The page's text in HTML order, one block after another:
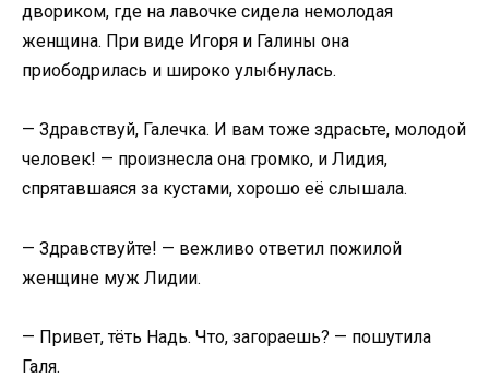
двориком, где на лавочке сидела немолодая
женщина. При виде Игоря и Галины она
приободрилась и широко улыбнулась.
— Здравствуй, Галечка. И вам тоже здрасьте, молодой
человек! — произнесла она громко, и Лидия,
спрятавшаяся за кустами, хорошо её слышала.
— Здравствуйте! — вежливо ответил пожилой
женщине муж Лидии.
— Привет, тёть Надь. Что, загораешь? — пошутила
Галя.